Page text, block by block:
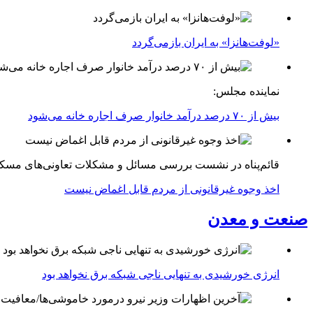
«لوفت‌هانزا» به ایران بازمی‌گردد
نماینده مجلس:
بیش از ۷۰ درصد درآمد خانوار صرف اجاره خانه می‌شود
قائم‌پناه در نشست بررسی مسائل و مشکلات تعاونی‌های
اخذ وجوه غیرقانونی از مردم قابل اغماض نیست
صنعت و معدن
انرژی خورشیدی به تنهایی ناجی شبکه برق نخواهد بود